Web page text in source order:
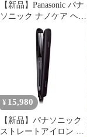
【新品】Panasonic パナ
ソニック ナノケア ヘア
アイロン用電源コード
EHHS0EK2057
¥ 15,980
【新品】パナソニック
ストレートアイロン ナ